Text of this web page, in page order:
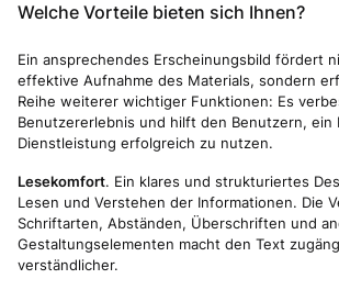
Welche Vorteile bieten sich Ihnen?
Ein ansprechendes Erscheinungsbild fördert
effektive Aufnahme des Materials, sondern
Reihe weiterer wichtiger Funktionen: Es
Benutzererlebnis und hilft den Benutzern, ein
Dienstleistung erfolgreich zu nutzen.
Lesekomfort. Ein klares und strukturiertes
Lesen und Verstehen der Informationen. Die
Schriftarten, Abständen, Überschriften und
Gestaltungselementen macht den Text
verständlicher.